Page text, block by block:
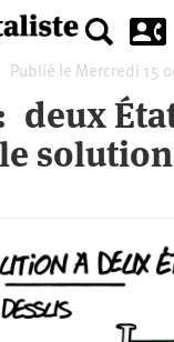
Publié le Mercredi 15
deux
solution